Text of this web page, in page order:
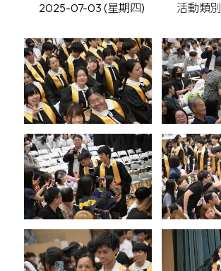
2025-07-03 (星期四) 活動類